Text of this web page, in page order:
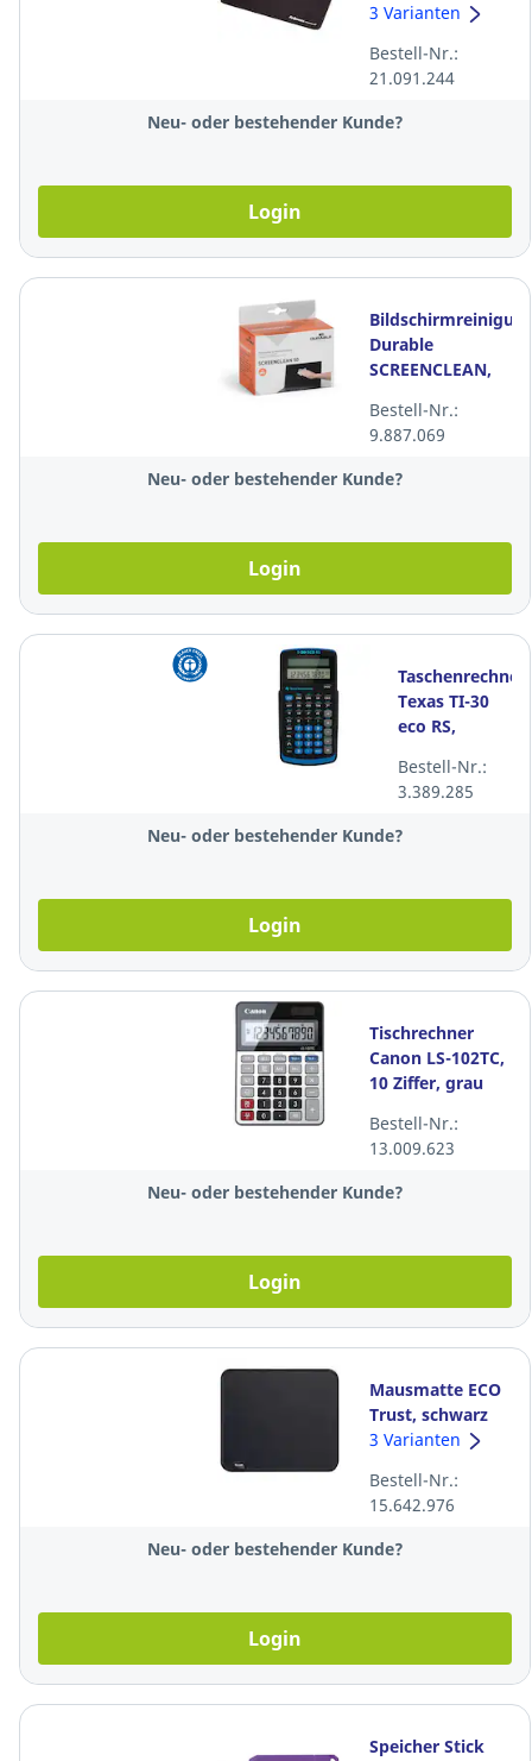
138995, XL,
3 Varianten
Bestell-Nr.:
21.091.244
Neu- oder bestehender Kunde?
Login
Durable
SCREENCLEAN,
Bestell-Nr.:
9.887.069
Neu- oder bestehender Kunde?
Login
Taschenrechner
Texas TI-30
eco RS,
wissenschaftlich
Bestell-Nr.:
3.389.285
Neu- oder bestehender Kunde?
Login
Tischrechner
Canon LS-102TC,
10 Ziffer, grau
Bestell-Nr.:
13.009.623
Neu- oder bestehender Kunde?
Login
Mausmatte ECO
Trust, schwarz
3 Varianten
Bestell-Nr.:
15.642.976
Neu- oder bestehender Kunde?
Login
Speicher Stick